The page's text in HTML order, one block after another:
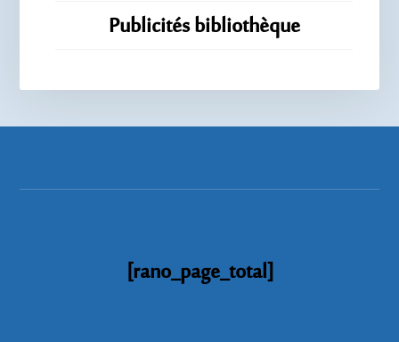
Publicités bibliothèque
[rano_page_total]